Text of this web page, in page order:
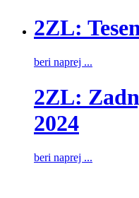
2ZL:
beri naprej ...
2ZL:
2024
beri naprej ...